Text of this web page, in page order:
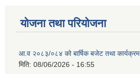
योजना तथा परियोजना
आ.व २०८३/०८४ को बार्षिक बजेट तथा कार्यक्रम
मिति: 08/06/2026 - 16:55